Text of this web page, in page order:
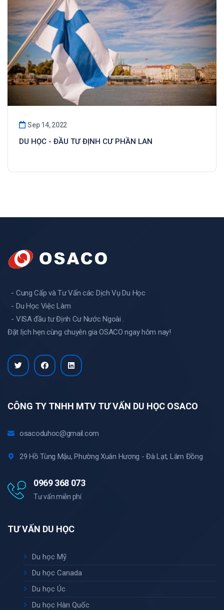
Sep 14, 2022
DU HỌC - ĐẦU TƯ ĐỊNH CƯ PHẦN LAN
- Cung Cấp và Tư Vấn các Dịch Vụ Du Học
- Du Học Việc Làm
- VISA đầu tư Định Cư Nước Ngoài .
Đặt lịch hẹn cùng chuyên gia OSACO ngay hôm nay!
CÔNG TY TNHH MTV TƯ VẤN DU HỌC OSACO
osacoduhoc@gmail.com
29 Hồ Tùng Mậu, Phường Xuân Hương - Đà Lạt, Lâm Đồng
0969 368 073
Tư vấn miễn phí
TƯ VẤN DU HỌC
Du học Mỹ
Du học Canada
Du học Úc
Du học Hàn Quốc